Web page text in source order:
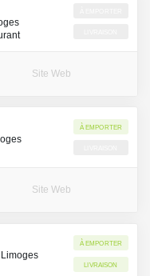
Site Web
À emporter
Site Web
À emporter
Livraison